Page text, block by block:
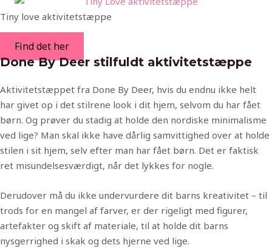
Tiny love aktivitetstæppe
Find det her
Done By Deer stilfuldt aktivitetstæppe
Aktivitetstæppet fra Done By Deer, hvis du endnu ikke helt
har givet op i det stilrene look i dit hjem, selvom du har fået
børn. Og prøver du stadig at holde den nordiske minimalisme
ved lige? Man skal ikke have dårlig samvittighed over at holde
stilen i sit hjem, selv efter man har fået børn. Det er faktisk
ret misundelsesværdigt, når det lykkes for nogle.
Derudover må du ikke undervurdere dit barns kreativitet – til
trods for en mangel af farver, er der rigeligt med figurer,
artefakter og skift af materiale, til at holde dit barns
nysgerrighed i skak og dets hjerne ved lige.